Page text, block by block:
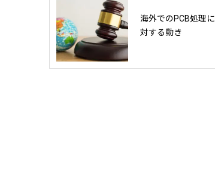
海外でのPCB処理に
対する動き